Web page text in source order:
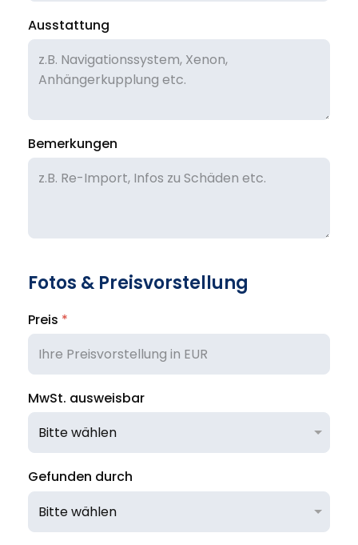
Ausstattung
Bemerkungen
Fotos & Preisvorstellung
Preis *
MwSt. ausweisbar
Gefunden durch